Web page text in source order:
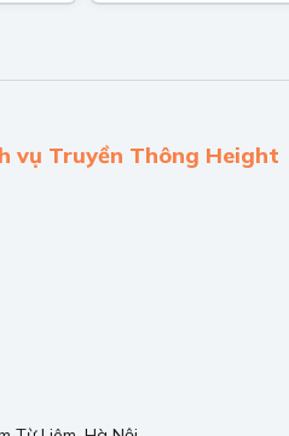
vụ Truyền Thông Height